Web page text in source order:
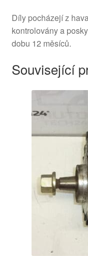
Díly pocházejí z
kontrolovány a
dobu 12 měsíců.
Související